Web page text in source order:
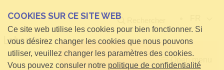
Open menu
COOKIES SUR CE SITE WEB
Ce site web utilise les cookies pour bien fonctionner. Si
vous désirez changer les cookies que nous pouvons
utiliser, veuillez changer les paramètres des cookies.
Vous pouvez consuler notre politique de confidentialité